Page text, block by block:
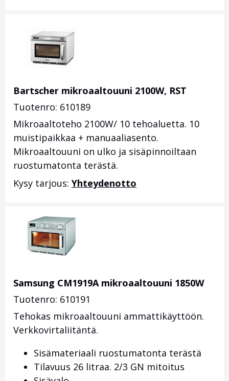
Bartscher mikroaaltouuni 2100W, RST
Tuotenro: 610189
Mikroaaltoteho 2100W/ 10 tehoaluetta. 10
muistipaikkaa + manuaaliasento.
Mikroaaltouuni on ulko ja sisäpinnoiltaan
ruostumatonta terästä.
Kysy tarjous: Yhteydenotto
Samsung CM1919A mikroaaltouuni 1850W
Tuotenro: 610191
Tehokas mikroaaltouuni ammattikäyttöön.
Verkkovirtaliitäntä.
Sisämateriaali ruostumatonta terästä
Tilavuus 26 litraa. 2/3 GN mitoitus